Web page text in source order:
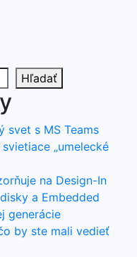
Hľadať
svet s MS Teams
„umelecké
na Design-In
a Embedded
generácie
by ste mali vedieť